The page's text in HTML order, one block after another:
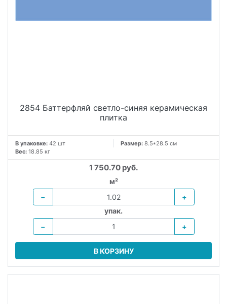
2854 Баттерфляй светло-синяя керамическая
плитка
В упаковке: 42 шт Размер: 8.5*28.5 см
Вес: 18.85 кг
1 750.70 руб.
м²
−
+
упак.
−
+
В КОРЗИНУ